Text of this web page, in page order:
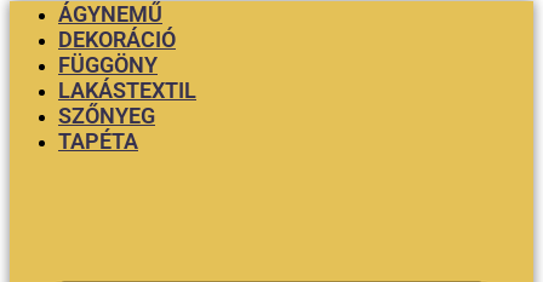
ÁGYNEMŰ
DEKORÁCIÓ
FÜGGÖNY
LAKÁSTEXTIL
SZŐNYEG
TAPÉTA